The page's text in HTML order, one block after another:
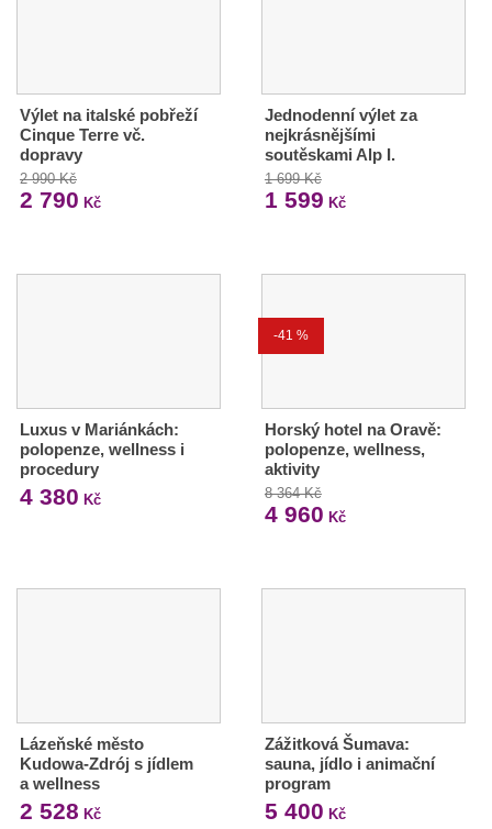
Výlet na italské pobřeží
Cinque Terre vč.
dopravy
2 990 Kč
2 790 Kč
Jednodenní výlet za
nejkrásnějšími
soutěskami Alp I.
1 699 Kč
1 599 Kč
Luxus v Mariánkách:
polopenze, wellness i
procedury
4 380 Kč
-41 %
Horský hotel na Oravě:
polopenze, wellness,
aktivity
8 364 Kč
4 960 Kč
Lázeňské město
Kudowa-Zdrój s jídlem
a wellness
2 528 Kč
Zážitková Šumava:
sauna, jídlo i animační
program
5 400 Kč